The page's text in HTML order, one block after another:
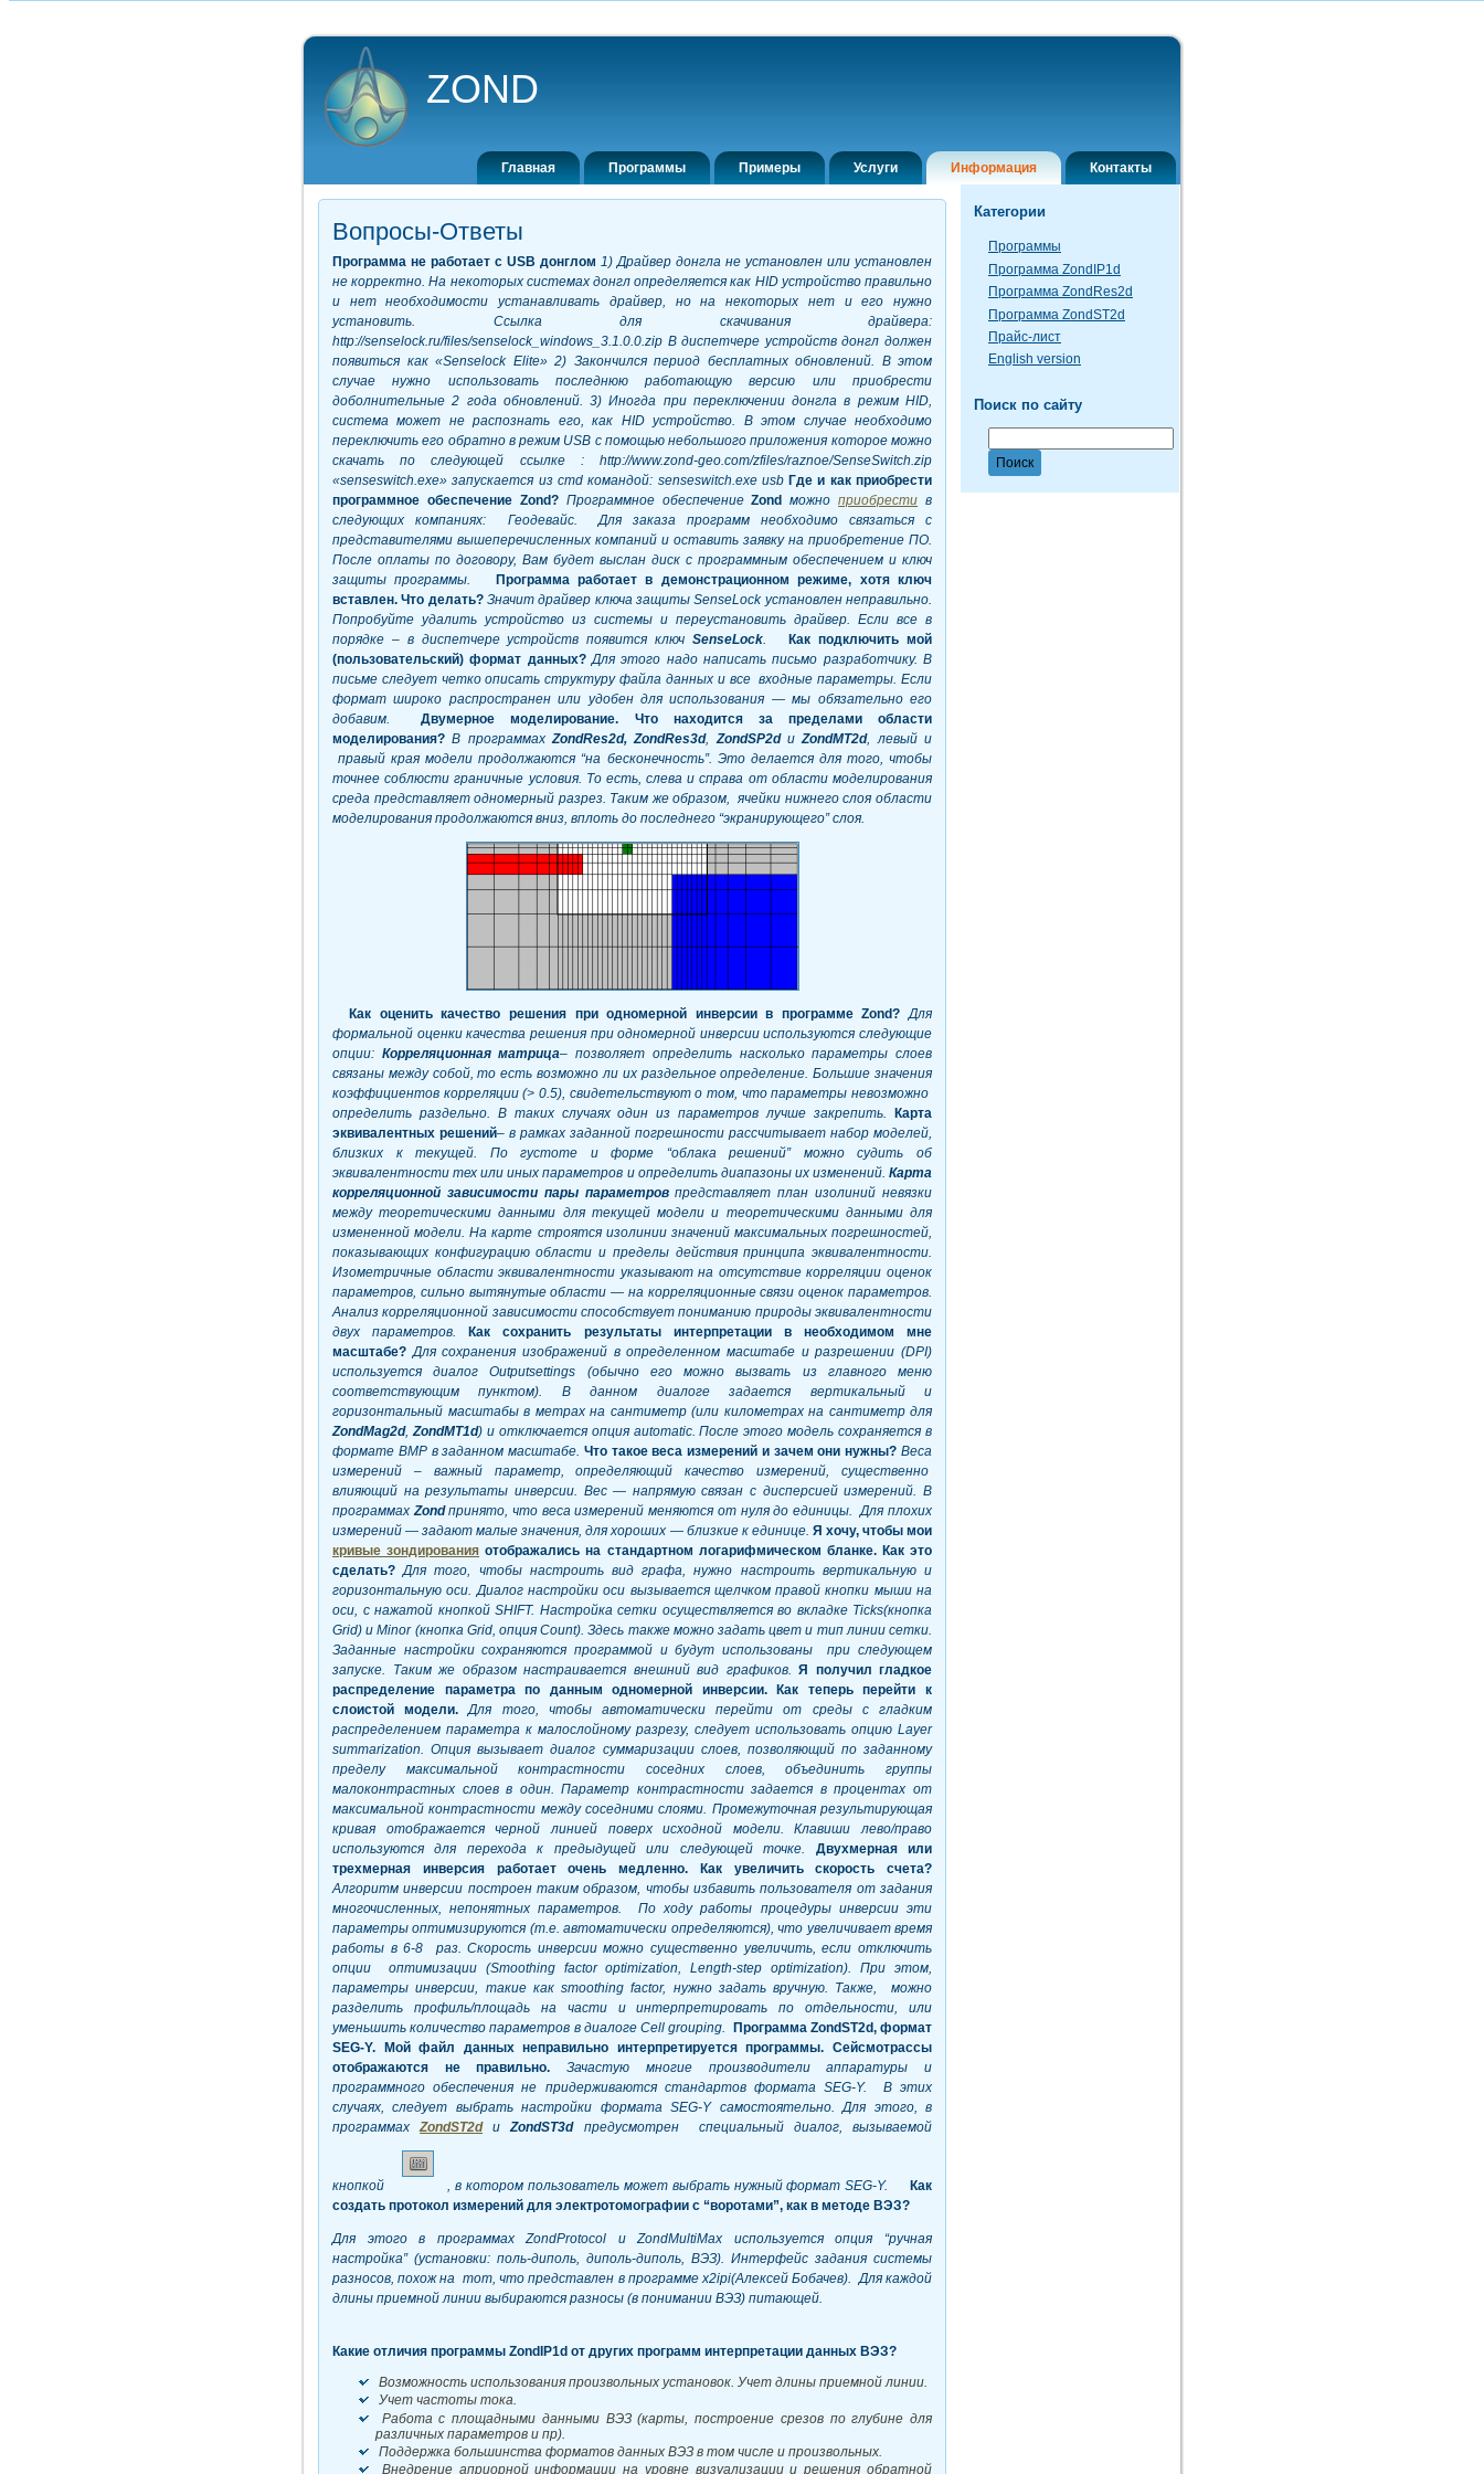
ZOND
Главная Программы Примеры Услуги Информация Контакты
Вопросы-Ответы
Программа не работает с USB донглом 1) Драйвер донгла не установлен или установлен
не корректно. На некоторых системах донгл определяется как HID устройство правильно
и нет необходимости устанавливать драйвер, но на некоторых нет и его нужно
установить.
Ссылка для скачивания драйвера:
http://senselock.ru/files/senselock_windows_3.1.0.0.zip В диспетчере устройств донгл должен
появиться как «Senselock Elite» 2) Закончился период бесплатных обновлений. В этом
случае нужно использовать последнюю
работающую версию или приобрести
доболнительные 2 года обновлений.
3) Иногда при переключении донгла в режим HID,
система может не распознать его, как HID устройство.
В этом случае необходимо
переключить его обратно в режим USB с помощью небольшого приложения которое можно
скачать по следующей ссылке :
http://www.zond-geo.com/zfiles/raznoe/SenseSwitch.zip
«senseswitch.exe» запускается из cmd командой: senseswitch.exe usbГде и как приобрести
программное обеспечение Zond? Программное обеспечениеZondможноприобрести в
следующих компаниях: Геодевайс. Для заказа программ необходимо связаться с
представителями вышеперечисленных компаний и оставить заявку на приобретение ПО.
После оплаты по договору, Вам будет выслан диск с программным обеспечением и ключ
защиты программы.
Программа работает в демонстрационном режиме, хотя ключ
вставлен. Что делать? Значит драйвер ключа защитыSenseLock установлен неправильно.
Попробуйте удалить устройство из системы и переустановить драйвер. Если все в
порядке – в диспетчере устройств появится ключ SenseLock.
Как подключить мой
(пользовательский) формат данных? Для этого надо написать письмо разработчику. В
письме следует четко описать структуру файла данных и все входные параметры. Если
формат широко распространен или удобен для использования — мы обязательно его
добавим.
Двумерное моделирование. Что находится за пределами области
моделирования? В программахZondRes2d,ZondRes3d, ZondSP2dиZondMT2d, левый и
правый края модели продолжаются “на бесконечность”. Это делается для того, чтобы
точнее соблюсти граничные условия. То есть, слева и справа от области моделирования
среда представляет одномерный разрез. Таким же образом, ячейки нижнего слоя области
моделирования продолжаются вниз, вплоть до последнего “экранирующего” слоя.
Как оценить качество решения при одномерной инверсии в программеZond? Для
формальной оценки качества решения при одномерной инверсии используются следующие
опции: Корреляционная матрица– позволяет определить насколько параметры слоев
связаны между собой, то есть возможно ли их раздельное определение. Большие значения
коэффициентов корреляции (> 0.5), свидетельствуют о том, что параметры невозможно
определить раздельно. В таких случаях один из параметров лучше закрепить.
Карта
эквивалентных решений– в рамках заданной погрешности рассчитывает набор моделей,
близких к текущей. По густоте и форме “облака решений” можно судить об
эквивалентности тех или иных параметров и определить диапазоны их изменений. Карта
корреляционной зависимости пары параметровпредставляет план изолиний невязки
между теоретическими данными для текущей модели и теоретическими данными для
измененной модели. На карте строятся изолинии значений максимальных погрешностей,
показывающих конфигурацию области и пределы действия принципа эквивалентности.
Изометричные области эквивалентности указывают на отсутствие корреляции оценок
параметров, сильно вытянутые области — на корреляционные связи оценок параметров.
Анализ корреляционной зависимости способствует пониманию природы эквивалентности
двух параметров.
Как сохранить результаты интерпретации в необходимом мне
масштабе? Для сохранения изображений в определенном масштабе и разрешении (DPI)
используется диалогOutputsettings (обычно его можно вызвать из главного меню
соответствующим пунктом). В данном диалоге задается вертикальный и
горизонтальный масштабы в метрах на сантиметр (или километрах на сантиметр для
ZondMag2d, ZondMT1d) и отключается опция automatic. После этого модель сохраняется в
формате BMP в заданном масштабе. Что такое веса измерений и зачем они нужны? Веса
измерений – важный параметр, определяющий качество измерений, существенно
влияющий на результаты инверсии. Вес — напрямую связан с дисперсией измерений. В
программах Zondпринято, что веса измерений меняются от нуля до единицы. Для плохих
измерений — задают малые значения, для хороших — близкие к единице. Я хочу, чтобы мои
кривые зондирования отображались на стандартном логарифмическом бланке. Как это
сделать? Для того, чтобы настроить вид графа, нужно настроить вертикальную и
горизонтальную оси. Диалог настройки оси вызывается щелчком правой кнопки мыши на
оси, с нажатой кнопкой SHIFT. Настройка сетки осуществляется во вкладке Ticks(кнопка
Grid) иMinor (кнопка Grid, опцияCount). Здесь также можно задать цвет и тип линии сетки.
Заданные настройки сохраняются программой и будут использованы при следующем
запуске. Таким же образом настраивается внешний вид графиков.
Я получил гладкое
распределение параметра по данным одномерной инверсии. Как теперь перейти к
слоистой модели.
Для того, чтобы автоматически перейти от среды с гладким
распределением параметра к малослойному разрезу, следует использовать опцию Layer
summarization. Опция вызывает диалог суммаризации слоев, позволяющий по заданному
пределу максимальной контрастности соседних слоев, объединить группы
малоконтрастных слоев в один. Параметр контрастности задается в процентах от
максимальной контрастности между соседними слоями. Промежуточная результирующая
кривая отображается черной линией поверх исходной модели. Клавиши лево/право
используются для перехода к предыдущей или следующей точке.
Двухмерная или
трехмерная инверсия работает очень медленно. Как увеличить скорость счета?
Алгоритм инверсии построен таким образом, чтобы избавить пользователя от задания
многочисленных, непонятных параметров. По ходу работы процедуры инверсии эти
параметры оптимизируются (т.е. автоматически определяются), что увеличивает время
работы в 6-8 раз. Скорость инверсии можно существенно увеличить, если отключить
опции оптимизации (Smoothing factoroptimization,Length-stepoptimization). При этом,
параметры инверсии, такие какsmoothingfactor, нужно задать вручную. Также, можно
разделить профиль/площадь на части и интерпретировать по отдельности, или
уменьшить количество параметров в диалоге Cellgrouping. Программа ZondST2d, формат
SEG-Y. Мой файл данных неправильно интерпретируется программы. Сейсмотрассы
отображаются не правильно.
Зачастую многие производители аппаратуры и
программного обеспечения не придерживаются стандартов форматаSEG-Y. В этих
случаях, следует выбрать настройки форматаSEG-Y самостоятельно. Для этого, в
программахZondST2dиZondST3dпредусмотрен специальный диалог, вызываемой
кнопкой , в котором пользователь может выбрать нужный форматSEG-Y.
Как
создать протокол измерений для электротомографии с “воротами”, как в методе ВЭЗ?
Для этого в программах ZondProtocol и ZondMultiMax используется опция “ручная
настройка” (установки: поль-диполь, диполь-диполь, ВЭЗ). Интерфейс задания системы
разносов, похож на тот, что представлен в программе x2ipi(Алексей Бобачев). Для каждой
длины приемной линии выбираются разносы (в понимании ВЭЗ) питающей.
Какие отличия программы ZondIP1d от других программ интерпретации данных ВЭЗ?
Возможность использования произвольных установок. Учет длины приемной линии.
Учет частоты тока.
Работа с площадными данными ВЭЗ (карты, построение срезов по глубине для
различных параметров и пр).
Поддержка большинства форматов данных ВЭЗ в том числе и произвольных.
Внедрение априорной информации на уровне визуализации и решения обратной
Категории
Программы
Программа ZondIP1d
Программа ZondRes2d
Программа ZondST2d
Прайс-лист
English version
Поиск по сайту